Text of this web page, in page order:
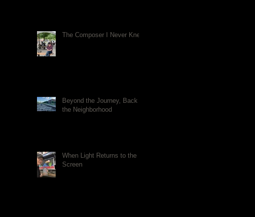
The Composer I Never Knew
Beyond the Journey, Back to
the Neighborhood
When Light Returns to the
Screen